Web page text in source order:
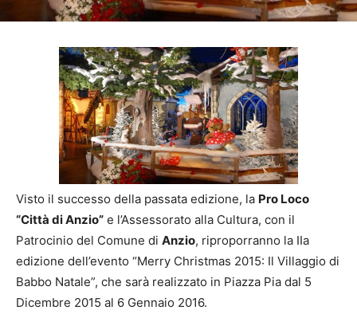
Visto il successo della passata edizione, la Pro Loco
“Città di Anzio” e l’Assessorato alla Cultura, con il
Patrocinio del Comune di Anzio, riproporranno la IIa
edizione dell’evento “Merry Christmas 2015: Il Villaggio di
Babbo Natale”, che sarà realizzato in Piazza Pia dal 5
Dicembre 2015 al 6 Gennaio 2016.